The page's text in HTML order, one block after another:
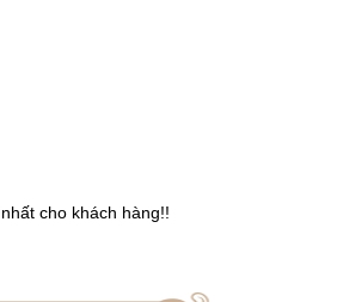
cho khách hàng!!